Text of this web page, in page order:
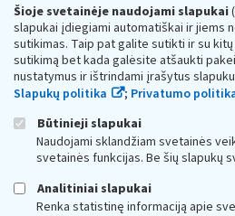
Šioje svetainėje naudojami slapukai
slapukai įdiegiami automatiškai ir jiems
sutikimas. Taip pat galite sutikti ir su
sutikimą bet kada galėsite atšaukti
nustatymus ir ištrindami įrašytus
Slapukų politika
; Privatumo
Būtinieji slapukai
Naudojami sklandžiam svetainės
svetainės funkcijas. Be šių slapukų
Analitiniai slapukai
Renka statistinę informaciją apie
Respublikos finansų
Biudžetinė įstaiga. Juridinio asmens
adresas: Vasario 16-osios g. 14, 01107
vmi@vmi.lt, E. pristatymo dėžutės
Duomenys apie Valstybinę mokesčių
Respublikos finansų ministerijos